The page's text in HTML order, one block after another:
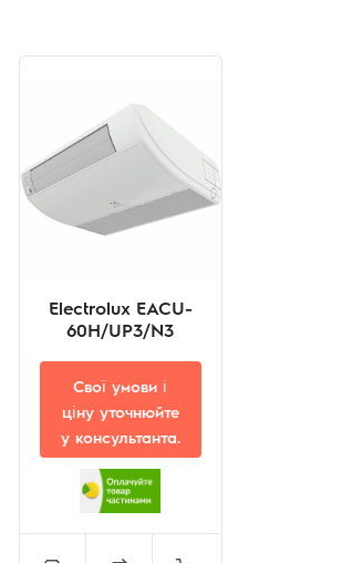
Electrolux EACU-
60H/UP3/N3
Свої умови і
ціну уточнюйте
у консультанта.